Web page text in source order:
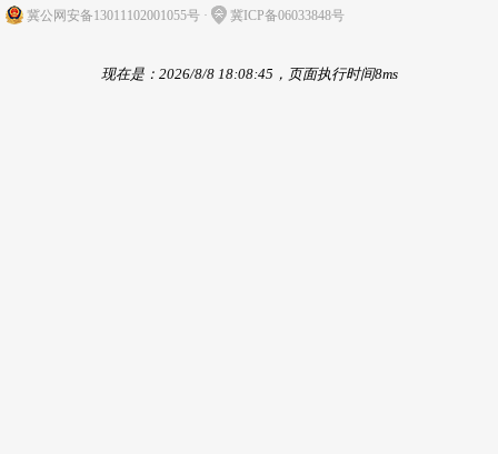
冀公网安备13011102001055号 · 冀ICP备06033848号
现在是：2026/8/8 18:08:45，页面执行时间8ms